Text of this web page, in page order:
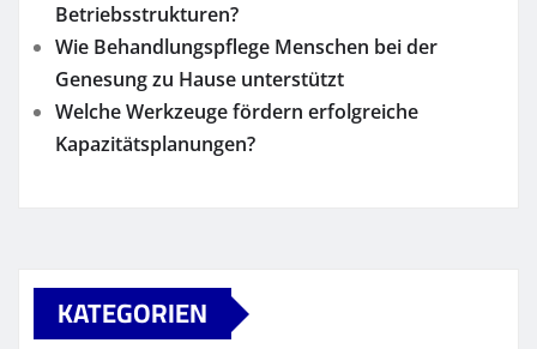
Betriebsstrukturen?
Wie Behandlungspflege Menschen bei der
Genesung zu Hause unterstützt
Welche Werkzeuge fördern erfolgreiche
Kapazitätsplanungen?
KATEGORIEN